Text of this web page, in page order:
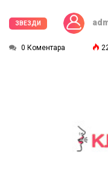
ЗВЕЗДИ
0 Коментара